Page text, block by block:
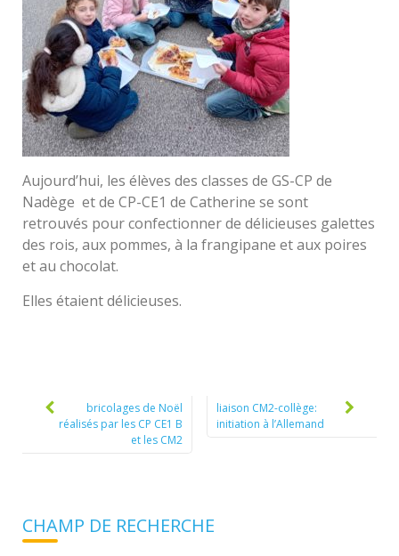
Aujourd’hui, les élèves des classes de GS-CP de
Nadège et de CP-CE1 de Catherine se sont
retrouvés pour confectionner de délicieuses galettes
des rois, aux pommes, à la frangipane et aux poires
et au chocolat.
Elles étaient délicieuses.
navigationbricolages de Noël
réalisés par les CP CE1 B
et les CM2
liaison CM2-collège:
initiation à l’Allemand
CHAMP DE RECHERCHE